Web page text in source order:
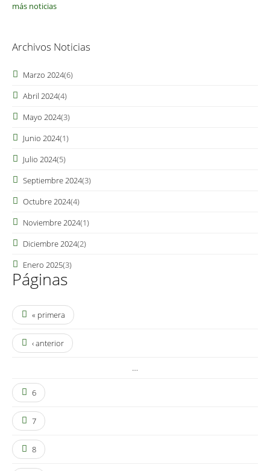
más noticias
Archivos Noticias
Marzo 2024(6)
Abril 2024(4)
Mayo 2024(3)
Junio 2024(1)
Julio 2024(5)
Septiembre 2024(3)
Octubre 2024(4)
Noviembre 2024(1)
Diciembre 2024(2)
Enero 2025(3)
Páginas
« primera
‹ anterior
…
6
7
8